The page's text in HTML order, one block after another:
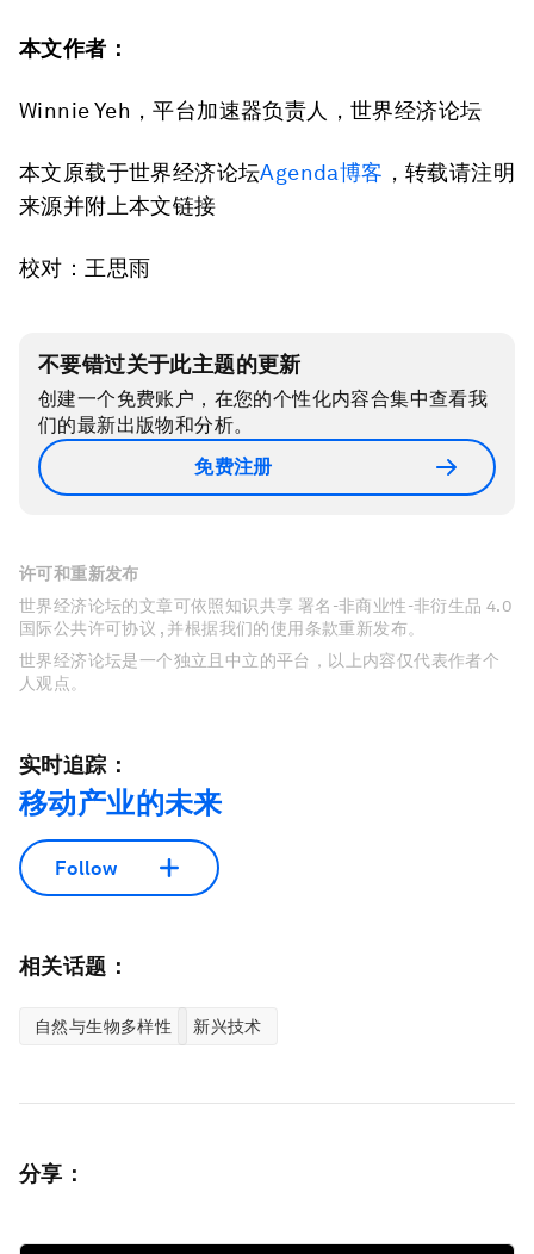
本文作者：
Winnie Yeh，平台加速器负责人，世界经济论坛
本文原载于世界经济论坛Agenda博客 ，转载请注明
来源并附上本文链接
校对：王思雨
不要错过关于此主题的更新
创建一个免费账户，在您的个性化内容合集中查看我
们的最新出版物和分析。
免费注册
许可和重新发布
世界经济论坛的文章可依照知识共享 署名-非商业性-非衍生品 4.0
国际公共许可协议 , 并根据我们的使用条款重新发布。
世界经济论坛是一个独立且中立的平台，以上内容仅代表作者个
人观点。
实时追踪：
移动产业的未来
Follow
相关话题：
自然与生物多样性 新兴技术
分享：